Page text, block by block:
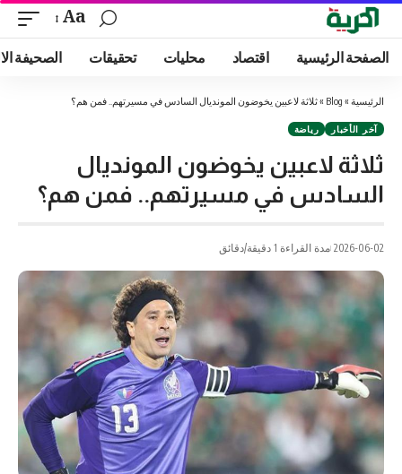
Aa
الصفحة الرئيسية اقتصاد محليات تحقيقات الصحيفة
الرئيسية »
Blog
»ثلاثة لاعبين يخوضون المونديال السادس في مسيرتهم.. فمن هم؟
آخر الأخبار رياضة
ثلاثة لاعبين يخوضون المونديال
السادس في مسيرتهم.. فمن هم؟
2026-06-02 مدة القراءة 1 دقيقة/دقائق